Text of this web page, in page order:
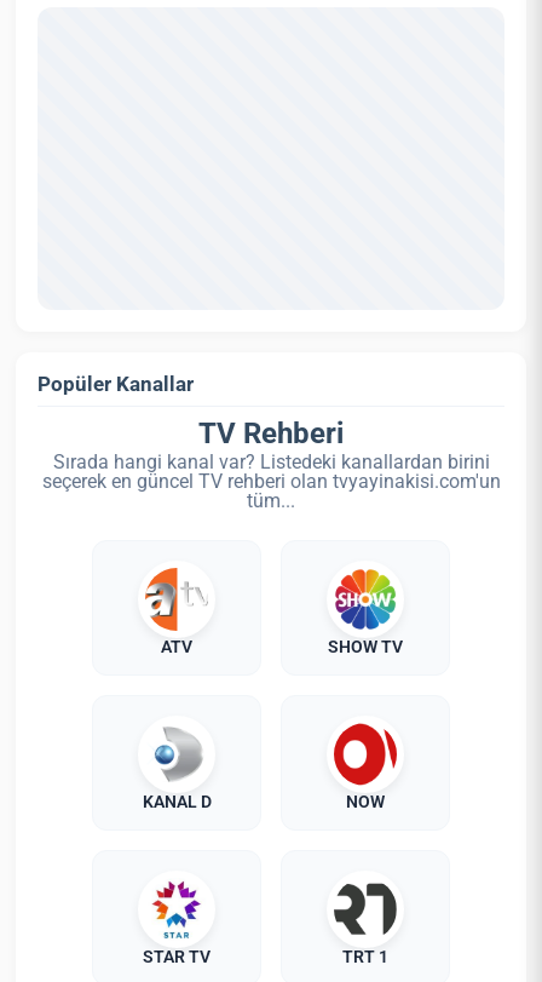
Popüler Kanallar
TV Rehberi
Sırada hangi kanal var? Listedeki kanallardan birini
seçerek en güncel TV rehberi olan tvyayinakisi.com'un
tüm...
ATV SHOW TV
KANAL D NOW
STAR TV TRT 1